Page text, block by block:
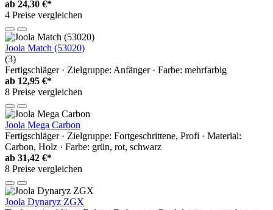
ab 24,30 €*
4 Preise vergleichen
Joola Match (53020)
(3)
Fertigschläger · Zielgruppe: Anfänger · Farbe: mehrfarbig
ab 12,95 €*
8 Preise vergleichen
Joola Mega Carbon
Fertigschläger · Zielgruppe: Fortgeschrittene, Profi · Material:
Carbon, Holz · Farbe: grün, rot, schwarz
ab 31,42 €*
8 Preise vergleichen
Joola Dynaryz ZGX